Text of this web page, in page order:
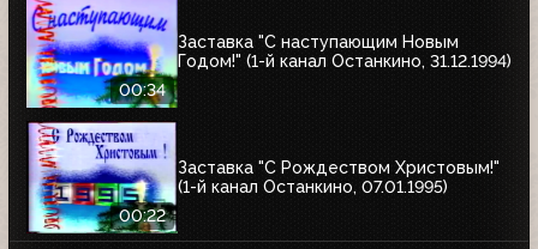
00:34
Заставка "С наступающим Новым
Годом!" (1-й канал Останкино, 31.12.1994)
00:22
Заставка "С Рождеством Христовым!"
(1-й канал Останкино, 07.01.1995)